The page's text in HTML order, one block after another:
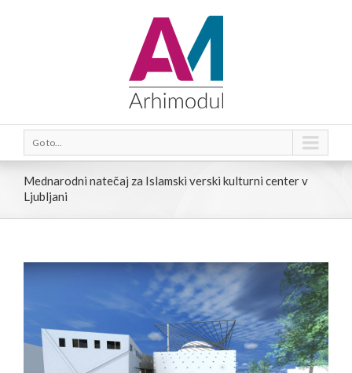
Go to...
Mednarodni natečaj za Islamski verski kulturni center v
Ljubljani